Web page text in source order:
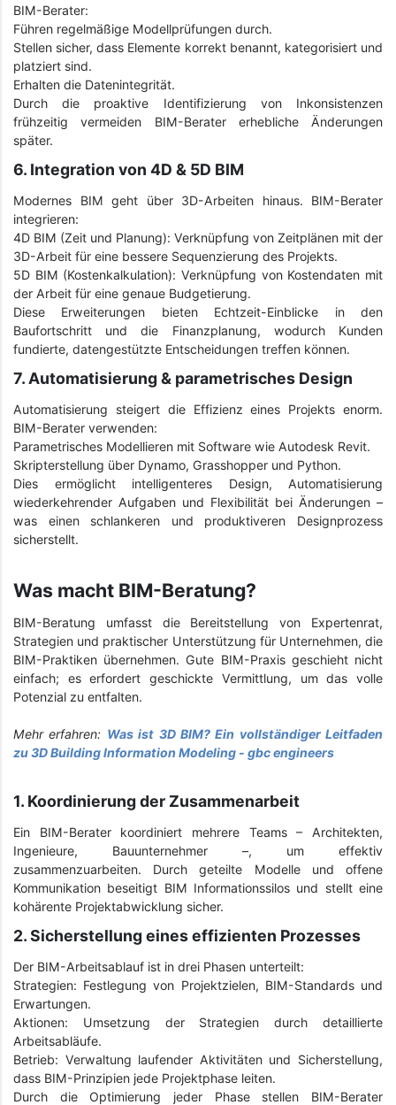
BIM-Berater:
Führen regelmäßige Modellprüfungen durch.
Stellen sicher, dass Elemente korrekt benannt, kategorisiert und
platziert sind.
Erhalten die Datenintegrität.
Durch die proaktive Identifizierung von Inkonsistenzen
frühzeitig vermeiden BIM-Berater erhebliche Änderungen
später.
6. Integration von 4D & 5D BIM
Modernes BIM geht über 3D-Arbeiten hinaus. BIM-Berater
integrieren:
4D BIM (Zeit und Planung): Verknüpfung von Zeitplänen mit der
3D-Arbeit für eine bessere Sequenzierung des Projekts.
5D BIM (Kostenkalkulation): Verknüpfung von Kostendaten mit
der Arbeit für eine genaue Budgetierung.
Diese Erweiterungen bieten Echtzeit-Einblicke in den
Baufortschritt und die Finanzplanung, wodurch Kunden
fundierte, datengestützte Entscheidungen treffen können.
7. Automatisierung & parametrisches Design
Automatisierung steigert die Effizienz eines Projekts enorm.
BIM-Berater verwenden:
Parametrisches Modellieren mit Software wie Autodesk Revit.
Skripterstellung über Dynamo, Grasshopper und Python.
Dies ermöglicht intelligenteres Design, Automatisierung
wiederkehrender Aufgaben und Flexibilität bei Änderungen –
was einen schlankeren und produktiveren Designprozess
sicherstellt.
Was macht BIM-Beratung?
BIM-Beratung umfasst die Bereitstellung von Expertenrat,
Strategien und praktischer Unterstützung für Unternehmen, die
BIM-Praktiken übernehmen. Gute BIM-Praxis geschieht nicht
einfach; es erfordert geschickte Vermittlung, um das volle
Potenzial zu entfalten.
Mehr erfahren: Was ist 3D BIM? Ein vollständiger Leitfaden
zu 3D Building Information Modeling - gbc engineers
1. Koordinierung der Zusammenarbeit
Ein BIM-Berater koordiniert mehrere Teams – Architekten,
Ingenieure, Bauunternehmer –, um effektiv
zusammenzuarbeiten. Durch geteilte Modelle und offene
Kommunikation beseitigt BIM Informationssilos und stellt eine
kohärente Projektabwicklung sicher.
2. Sicherstellung eines effizienten Prozesses
Der BIM-Arbeitsablauf ist in drei Phasen unterteilt:
Strategien: Festlegung von Projektzielen, BIM-Standards und
Erwartungen.
Aktionen: Umsetzung der Strategien durch detaillierte
Arbeitsabläufe.
Betrieb: Verwaltung laufender Aktivitäten und Sicherstellung,
dass BIM-Prinzipien jede Projektphase leiten.
Durch die Optimierung jeder Phase stellen BIM-Berater